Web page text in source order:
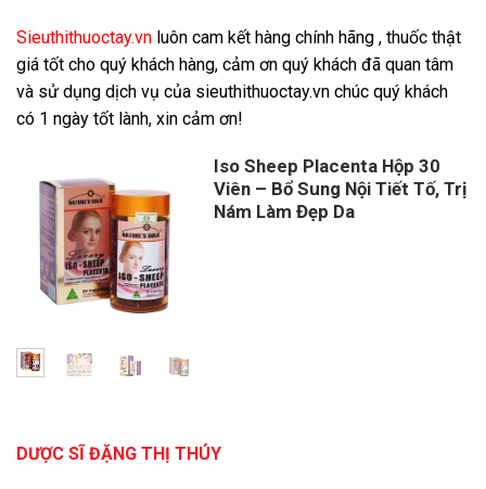
Sieuthithuoctay.vn luôn cam kết hàng chính hãng , thuốc thật
giá tốt cho quý khách hàng, cảm ơn quý khách đã quan tâm
và sử dụng dịch vụ của sieuthithuoctay.vn chúc quý khách
có 1 ngày tốt lành, xin cảm ơn!
Iso Sheep Placenta Hộp 30
Viên – Bổ Sung Nội Tiết Tố, Trị
Nám Làm Đẹp Da
DƯỢC SĨ ĐẶNG THỊ THÚY